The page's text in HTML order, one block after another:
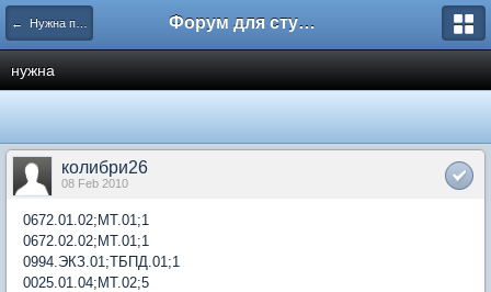
← Нужна помощь Форум для студента СГА
нужна
колибри26
08 Feb 2010
0672.01.02;МТ.01;1
0672.02.02;МТ.01;1
0994.ЭКЗ.01;ТБПД.01;1
0025.01.04;МТ.02;5